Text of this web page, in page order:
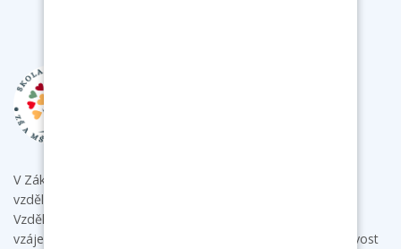
V Základní škole a mateřské škole Bukovany poskytujeme
vzdělání s individuálním přístupem ke každému dítěti.
Vzdělávacími aktivitami podporujeme u dětí samostatnost,
vzájemnou spolupráci a komunikaci a rozvíjíme jejich tvořivost